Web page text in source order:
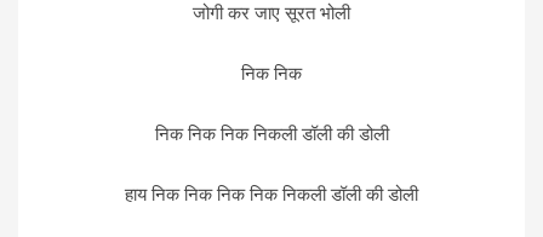
जोगी कर जाए सूरत भोली
निक निक
निक निक निक निकली डॉली की डोली
हाय निक निक निक निक निकली डॉली की डोली